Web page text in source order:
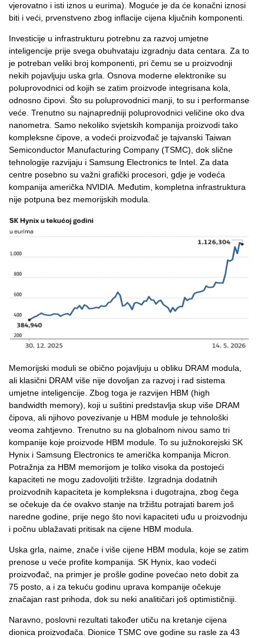
vjerovatno i isti iznos u eurima). Moguće je da će konačni iznosi
biti i veći, prvenstveno zbog inflacije cijena ključnih komponenti.
Investicije u infrastrukturu potrebnu za razvoj umjetne
inteligencije prije svega obuhvataju izgradnju data centara. Za to
je potreban veliki broj komponenti, pri čemu se u proizvodnji
nekih pojavljuju uska grla. Osnova moderne elektronike su
poluprovodnici od kojih se zatim proizvode integrisana kola,
odnosno čipovi. Što su poluprovodnici manji, to su i performanse
veće. Trenutno su najnapredniji poluprovodnici veličine oko dva
nanometra. Samo nekoliko svjetskih kompanija proizvodi tako
kompleksne čipove, a vodeći proizvođač je tajvanski Taiwan
Semiconductor Manufacturing Company (TSMC), dok slične
tehnologije razvijaju i Samsung Electronics te Intel. Za data
centre posebno su važni grafički procesori, gdje je vodeća
kompanija američka NVIDIA. Međutim, kompletna infrastruktura
nije potpuna bez memorijskih modula.
Memorijski moduli se obično pojavljuju u obliku DRAM modula,
ali klasični DRAM više nije dovoljan za razvoj i rad sistema
umjetne inteligencije. Zbog toga je razvijen HBM (high
bandwidth memory), koji u suštini predstavlja skup više DRAM
čipova, ali njihovo povezivanje u HBM module je tehnološki
veoma zahtjevno. Trenutno su na globalnom nivou samo tri
kompanije koje proizvode HBM module. To su južnokorejski SK
Hynix i Samsung Electronics te američka kompanija Micron.
Potražnja za HBM memorijom je toliko visoka da postojeći
kapaciteti ne mogu zadovoljiti tržište. Izgradnja dodatnih
proizvodnih kapaciteta je kompleksna i dugotrajna, zbog čega
se očekuje da će ovakvo stanje na tržištu potrajati barem još
naredne godine, prije nego što novi kapaciteti uđu u proizvodnju
i počnu ublažavati pritisak na cijene HBM modula.
Uska grla, naime, znače i više cijene HBM modula, koje se zatim
prenose u veće profite kompanija. SK Hynix, kao vodeći
proizvođač, na primjer je prošle godine povećao neto dobit za
75 posto, a i za tekuću godinu uprava kompanije očekuje
značajan rast prihoda, dok su neki analitičari još optimističniji.
Naravno, poslovni rezultati također utiču na kretanje cijena
dionica proizvođača. Dionice TSMC ove godine su rasle za 43